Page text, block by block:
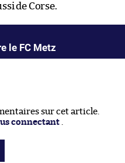
de Corse.
le FC Metz
sur cet article.
connectant